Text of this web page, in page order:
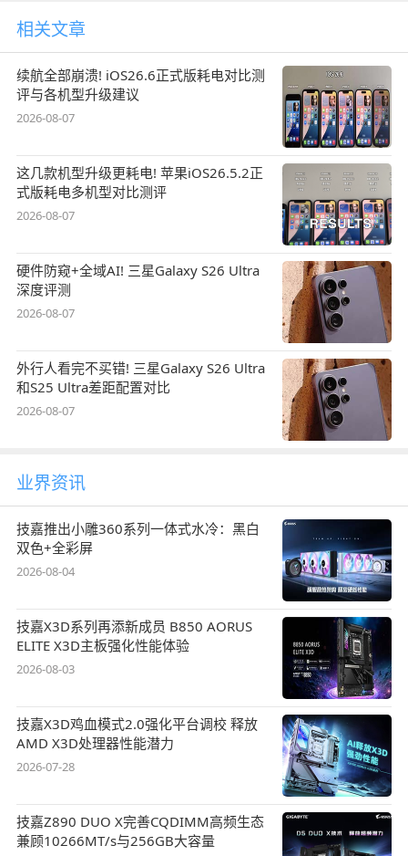
相关文章
续航全部崩溃! iOS26.6正式版耗电对比测
评与各机型升级建议
2026-08-07
这几款机型升级更耗电! 苹果iOS26.5.2正
式版耗电多机型对比测评
2026-08-07
硬件防窥+全域AI! 三星Galaxy S26 Ultra
深度评测
2026-08-07
外行人看完不买错! 三星Galaxy S26 Ultra
和S25 Ultra差距配置对比
2026-08-07
业界资讯
技嘉推出小雕360系列一体式水冷：黑白
双色+全彩屏
2026-08-04
技嘉X3D系列再添新成员 B850 AORUS
ELITE X3D主板强化性能体验
2026-08-03
技嘉X3D鸡血模式2.0强化平台调校 释放
AMD X3D处理器性能潜力
2026-07-28
技嘉Z890 DUO X完善CQDIMM高频生态
兼顾10266MT/s与256GB大容量